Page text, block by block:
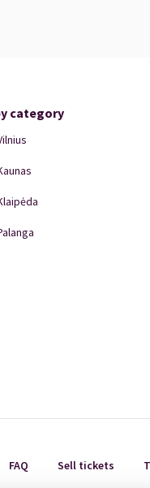
category
FAQ Sell tickets